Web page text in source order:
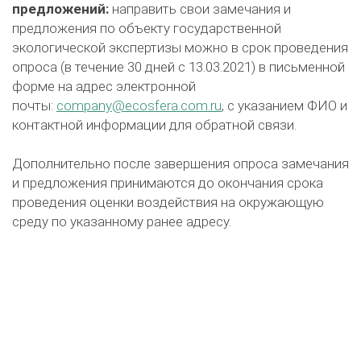
предложений: направить свои замечания и
предложения по объекту государственной
экологической экспертизы можно в срок проведения
опроса (в течение 30 дней с 13.03.2021) в письменной
форме на адрес электронной
почты: company@ecosfera.com.ru, с указанием ФИО и
контактной информации для обратной связи.
Дополнительно после завершения опроса замечания
и предложения принимаются до окончания срока
проведения оценки воздействия на окружающую
среду по указанному ранее адресу.